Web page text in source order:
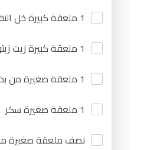
1 ملعقة كبيرة خل التفاح
1 ملعقة كبيرة زيت زيتون
1 ملعقة صغيرة من بذور الشيا
1 ملعقة صغيرة سكر
نصف ملعقة صغيرة ملح